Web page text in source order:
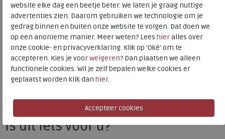
Durea
Toon alles vanDurea
Naar alleveterboots
Naar alleDurea veterboots
Is dit iets voor u?
website elke dag een beetje beter. We laten je graag nuttige
advertenties zien. Daarom gebruiken we technologie om je
gedrag binnen en buiten onze website te volgen. Dat doen we
op een anonieme manier. Meer weten? Lees hieralles over
onze cookie- en privacyverklaring. Klik op 'Oké' om te
accepteren. Kies je voorweigeren? Dan plaatsen we alleen
functionele cookies. Wil je zelf bepalen welke cookies er
geplaatst worden klik dan hier.